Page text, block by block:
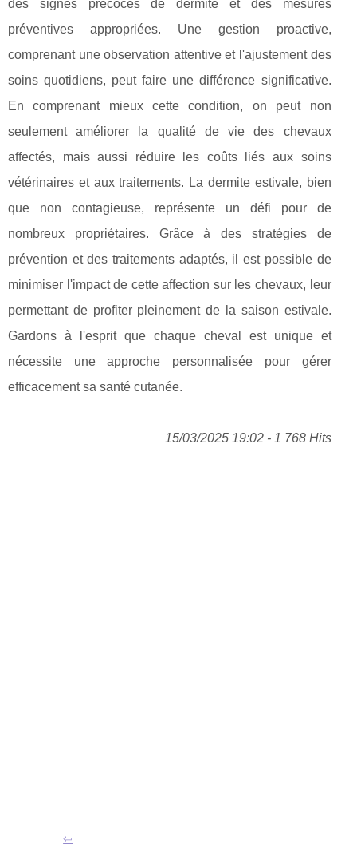
des signes précoces de dermite et des mesures
préventives appropriées. Une gestion proactive,
comprenant une observation attentive et l'ajustement des
soins quotidiens, peut faire une différence significative.
En comprenant mieux cette condition, on peut non
seulement améliorer la qualité de vie des chevaux
affectés, mais aussi réduire les coûts liés aux soins
vétérinaires et aux traitements. La dermite estivale, bien
que non contagieuse, représente un défi pour de
nombreux propriétaires. Grâce à des stratégies de
prévention et des traitements adaptés, il est possible de
minimiser l'impact de cette affection sur les chevaux, leur
permettant de profiter pleinement de la saison estivale.
Gardons à l'esprit que chaque cheval est unique et
nécessite une approche personnalisée pour gérer
efficacement sa santé cutanée.
15/03/2025 19:02 - 1 768 Hits